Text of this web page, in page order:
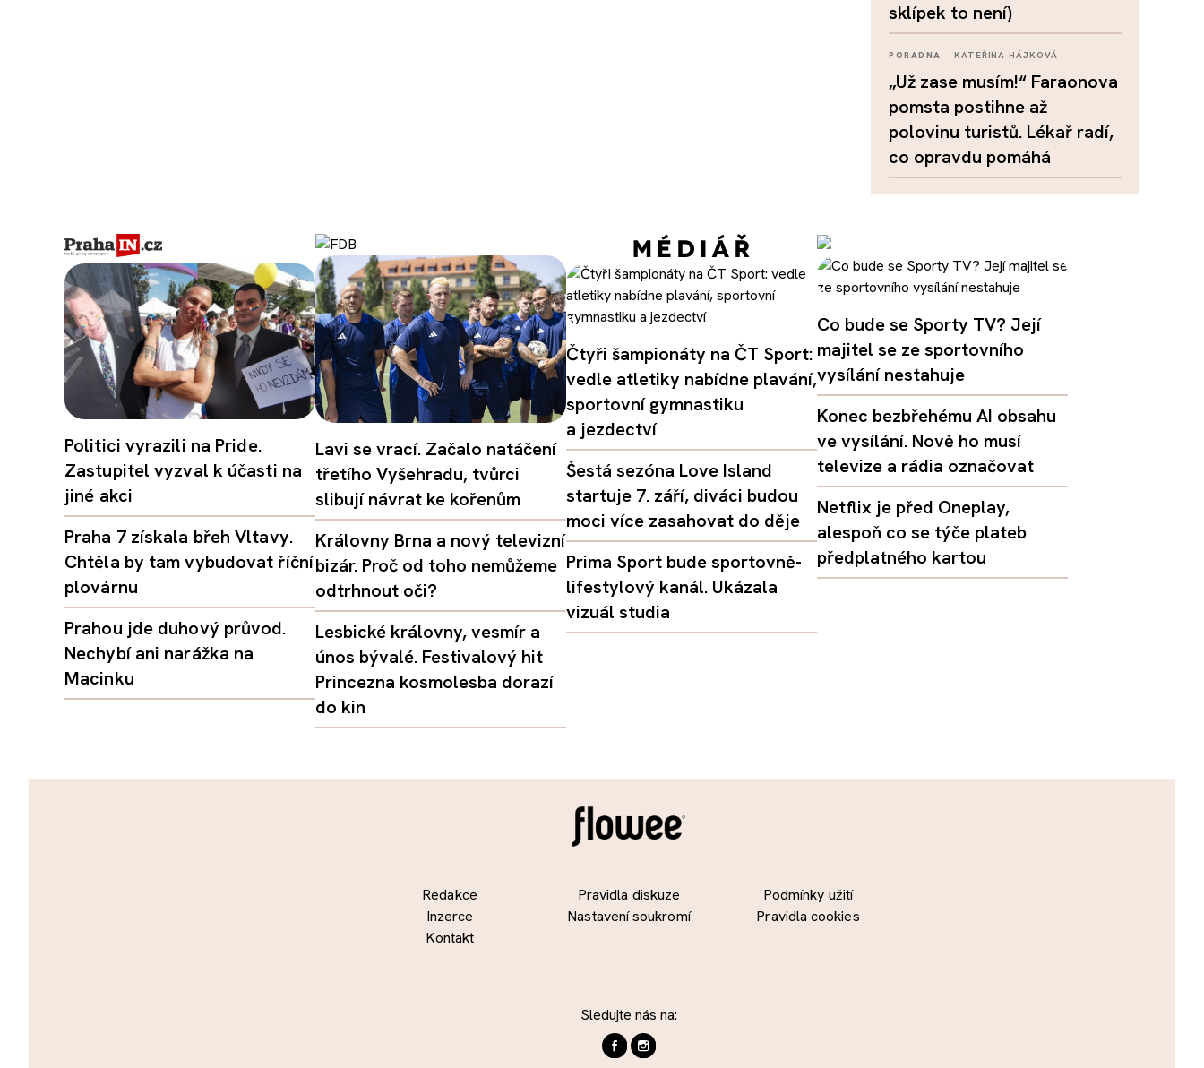
sklípek to není)
PORADNA KATEŘINA HÁJKOVÁ
„Už zase musím!“ Faraonova
pomsta postihne až
polovinu turistů. Lékař radí,
co opravdu pomáhá
Politici vyrazili na Pride.
Zastupitel vyzval k účasti na
jiné akci
Praha 7 získala břeh Vltavy.
Chtěla by tam vybudovat říční
plovárnu
Prahou jde duhový průvod.
Nechybí ani narážka na
Macinku
Lavi se vrací. Začalo natáčení
třetího Vyšehradu, tvůrci
slibují návrat ke kořenům
Královny Brna a nový televizní
bizár. Proč od toho nemůžeme
odtrhnout oči?
Lesbické královny, vesmír a
únos bývalé. Festivalový hit
Princezna kosmolesba dorazí
do kin
Čtyři šampionáty na ČT Sport:
vedle atletiky nabídne plavání,
sportovní gymnastiku
a jezdectví
Šestá sezóna Love Island
startuje 7. září, diváci budou
moci více zasahovat do děje
Prima Sport bude sportovně-
lifestylový kanál. Ukázala
vizuál studia
Co bude se Sporty TV? Její
majitel se ze sportovního
vysílání nestahuje
Konec bezbřehému AI obsahu
ve vysílání. Nově ho musí
televize a rádia označovat
Netflix je před Oneplay,
alespoň co se týče plateb
předplatného kartou
Redakce
Inzerce
Kontakt
Pravidla diskuze
Nastavení soukromí
Podmínky užití
Pravidla cookies
Sledujte nás na: